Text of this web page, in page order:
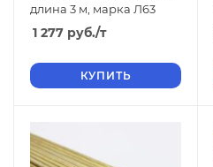
длина 3 м, марка Л63
1 277 руб./т
КУПИТЬ